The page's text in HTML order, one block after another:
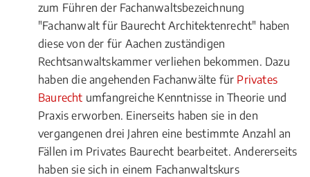
zum Führen der Fachanwaltsbezeichnung
"Fachanwalt für Baurecht Architektenrecht" haben
diese von der für Aachen zuständigen
Rechtsanwaltskammer verliehen bekommen. Dazu
haben die angehenden Fachanwälte für Privates
Baurecht umfangreiche Kenntnisse in Theorie und
Praxis erworben. Einerseits haben sie in den
vergangenen drei Jahren eine bestimmte Anzahl an
Fällen im Privates Baurecht bearbeitet. Andererseits
haben sie sich in einem Fachanwaltskurs